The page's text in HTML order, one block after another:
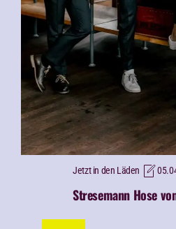
Jetzt in den Läden
Stresemann Hose